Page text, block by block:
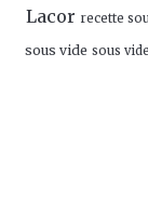
Lacor recette
sous vide sous